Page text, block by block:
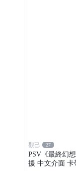
觀己 27
PSV《最終幻
援 中文介面 卡